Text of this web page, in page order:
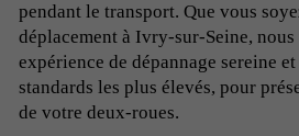
pendant le transport. Que vous
déplacement à Ivry-sur-Seine,
expérience de dépannage sereine
standards les plus élevés, pour
de votre deux-roues.